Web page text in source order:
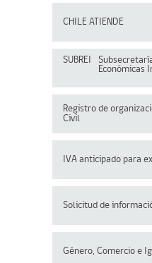
CHILE ATIENDE
SUBREI
Económicas
Registro de
Civil
IVA anticipado para
Solicitud de
Género, Comercio e